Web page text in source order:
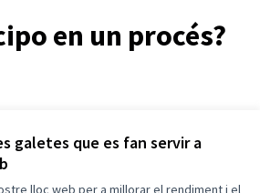
galetes que es fan servir a
lloc web per a millorar el rendiment i el
en un procés?
participar en trobades públiques.